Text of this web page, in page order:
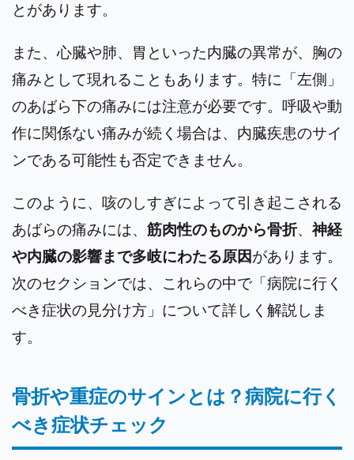
とがあります。
また、心臓や肺、胃といった内臓の異常が、胸の
痛みとして現れることもあります。特に「左側」
のあばら下の痛みには注意が必要です。呼吸や動
作に関係ない痛みが続く場合は、内臓疾患のサイ
ンである可能性も否定できません。
このように、咳のしすぎによって引き起こされる
あばらの痛みには、 筋肉性のものから骨折、神経
や内臓の影響まで多岐にわたる原因があります。
次のセクションでは、これらの中で「病院に行く
べき症状の見分け方」について詳しく解説しま
す。
骨折や重症のサインとは？病院に行く
べき症状チェック